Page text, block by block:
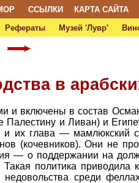
ССЫЛКИ КАРТА САЙТА
Рефераты Музей 'Лувр'
в
и включены в состав
и Ливан) и
и их глава — мамлюкский
(кочевников). Они не
— о поддержании на
политика приводила
среди